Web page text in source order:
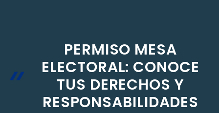
PERMISO MESA
ELECTORAL: CONOCE
TUS DERECHOS Y
RESPONSABILIDADES